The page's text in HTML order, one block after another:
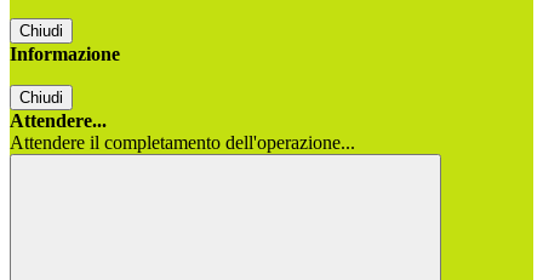
Chiudi
Informazione
Chiudi
Attendere...
Attendere il completamento dell'operazione...